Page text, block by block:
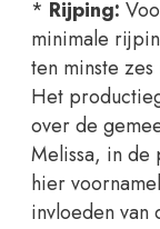
* Rijping:
minimale
ten minste
Het
over de
Melissa, in de
hier
invloeden van